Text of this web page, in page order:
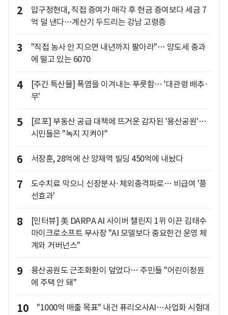
2
압구정현대, 직접 증여가 매각 후 현금 증여보다 세금 7
억 덜 낸다…계산기 두드리는 강남 고령층
3
"직접 농사 안 지으면 내년까지 팔아라"… 양도세 중과
에 떨고 있는 6070
4
[주간 특산물] 폭염을 이겨내는 푸릇함… '대관령 배추·
무'
5
[르포] 부동산 공급 대책에 뜨거운 감자된 '용산공원'…
시민들은 "녹지 지켜야"
6 서장훈, 28억에 산 양재역 빌딩 450억에 내놨다
7
도수치료 막으니 신장분사·체외충격파로… 비급여 '풍
선효과'
8
[인터뷰] 美 DARPA AI 사이버 챌린지 1위 이끈 김태수
마이크로소프트 부사장 "AI 모델보다 중요한건 운영 체
계와 거버넌스"
9
용산공원도 근조화환이 덮었다… 주민들 "어린이정원
에 주택 안 돼"
10
"1000억 매출 목표" 내건 퓨리오사AI…사업화 시험대